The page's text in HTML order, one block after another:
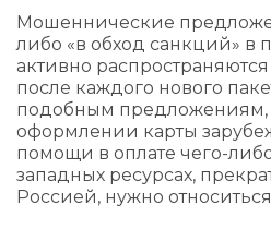
Мошеннические
либо «в обход санкций» в
активно
после каждого нового
подобным предложениям,
оформлении карты
помощи в оплате чего-
западных ресурсах,
Россией, нужно